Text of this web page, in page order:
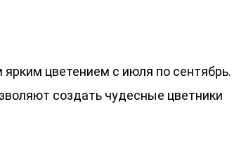
цветением с июля по сентябрь.
создать чудесные цветники